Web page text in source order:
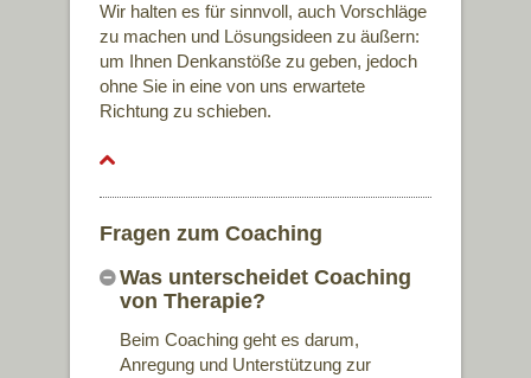
Wir halten es für sinnvoll, auch Vorschläge
zu machen und Lösungsideen zu äußern:
um Ihnen Denkanstöße zu geben, jedoch
ohne Sie in eine von uns erwartete
Richtung zu schieben.
Fragen zum Coaching
Was unterscheidet Coaching
von Therapie?
Beim Coaching geht es darum,
Anregung und Unterstützung zur